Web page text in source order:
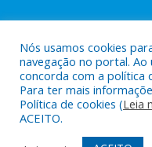
Todos os direitos
Nós usamos cookies
navegação no portal.
concorda com a política
Para ter mais
Política de cookies (Leia
ACEITO.